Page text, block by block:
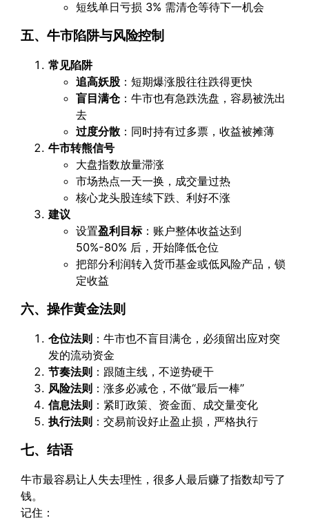
短线单日亏损 3% 需清仓等待下一机会
五、牛市陷阱与风险控制
常见陷阱
追高妖股 ：短期爆涨股往往跌得更快
盲目满仓：牛市也有急跌洗盘，容易被洗出
去
过度分散 ：同时持有过多票，收益被摊薄
牛市转熊信号
大盘指数放量滞涨
市场热点一天一换，成交量过热
核心龙头股连续下跌、利好不涨
建议
设置盈利目标：账户整体收益达到
50%-80% 后，开始降低仓位
把部分利润转入货币基金或低风险产品，锁
定收益
六、操作黄金法则
仓位法则 ：牛市也不盲目满仓，必须留出应对突
发的流动资金
节奏法则 ：跟随主线，不逆势硬干
风险法则 ：涨多必减仓，不做“最后一棒”
信息法则 ：紧盯政策、资金面、成交量变化
执行法则 ：交易前设好止盈止损，严格执行
七、结语
牛市最容易让人失去理性，很多人最后赚了指数却亏了
钱。
记住：